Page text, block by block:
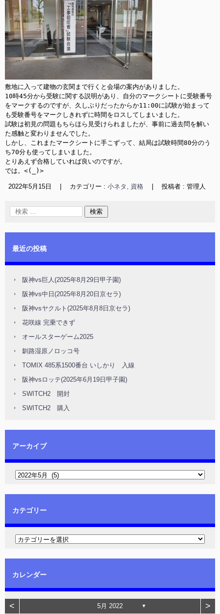
敷地に入って建物の玄関まで行くと会場の案内がありました。
10時45分から受験に関する説明があり、自分のマークシートに受験番号
をマークするのですが、久しぶりだったからか11:00に試験が始まって
も受験番号をマークしきれずに時間をロスしてしまいました。
試験は初見の問題もちらほら見受けられましたが、事前に過去問を解い
た感触と変わりませんでした。
しかし、これまたマークシートに手こずって、結局は試験時間80分のう
ち70分も使ってしまいました。
とりあえず合格していれば良いのですが。
では。<(_)>
2022年5月15日 カテゴリー : 小ネタ, 資格 投稿者 : 管理人
最近の投稿
阪神vs巨人(2025年8月29日甲子園)
阪神vs中日(2025年8月20日京セラ)
阪神vsヤクルト(2025年8月8日京セラ)
花咲線 完乗できず
オールスターゲーム2025
釧路湿原ノロッコ号
TOMIX 485系1500番台 いしかり 入線
阪神vsロッテ(2025年6月19日甲子園)
SWITCH2 開封
SWITCH2 購入
アーカイブ
カテゴリー
カレンダー
< 5月 2022 ▼ >